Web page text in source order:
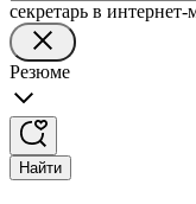
секретарь в интернет-
Резюме
Найти